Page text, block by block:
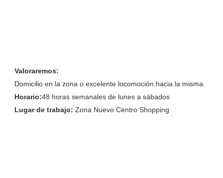
Valoraremos:
Domicilio en la zona o excelente locomoción hacia la misma.
Horario:48 horas semanales de lunes a sábados
Lugar de trabajo: Zona Nuevo Centro Shopping